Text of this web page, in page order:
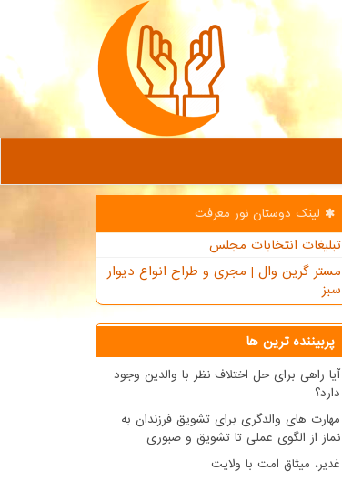
لینک دوستان نور معرفت
تبلیغات انتخابات مجلس
مستر گرین وال | مجری و طراح انواع دیوار
سبز
پربیننده ترین ها
آیا راهی برای حل اختلاف نظر با والدین وجود
دارد؟
مهارت های والدگری برای تشویق فرزندان به
نماز از الگوی عملی تا تشویق و صبوری
غدیر، میثاق امت با ولایت